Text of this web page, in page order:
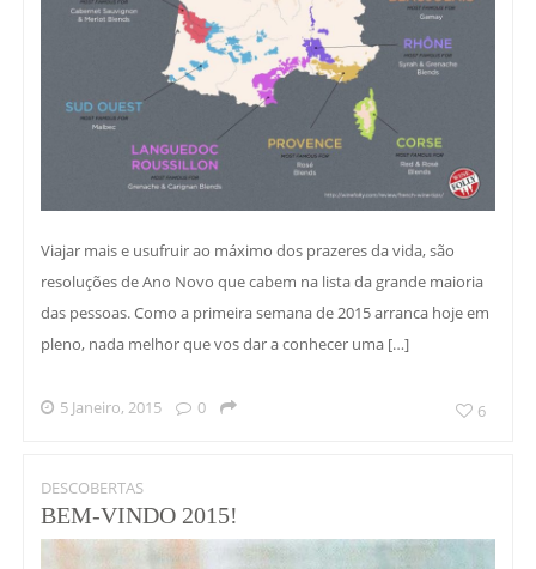
Viajar mais e usufruir ao máximo dos prazeres da vida, são
resoluções de Ano Novo que cabem na lista da grande maioria
das pessoas. Como a primeira semana de 2015 arranca hoje em
pleno, nada melhor que vos dar a conhecer uma […]
5 Janeiro, 2015 0 6
DESCOBERTAS
BEM-VINDO 2015!